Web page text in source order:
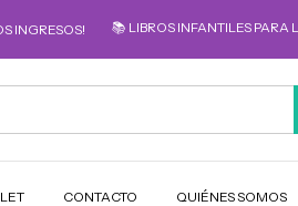
📚 LIBROS INFANTILES PARA LOS MÁS
CONTACTO QUIÉNES SOMOS